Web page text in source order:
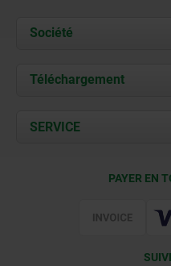
Société
À propos de nous
Contact
Téléchargement
Documents
SERVICE
PAYER EN